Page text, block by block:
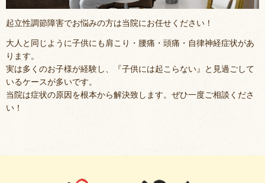
起立性調節障害でお悩みの方は当院にお任せください！
大人と同じように子供にも肩こり・腰痛・頭痛・自律神経症状があ
ります。
実は多くのお子様が経験し、『子供には起こらない』と見過ごして
いるケースが多いです。
当院は症状の原因を根本から解決致します。ぜひ一度ご相談くださ
い！